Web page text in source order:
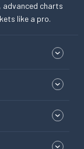
advanced charts
like a pro.